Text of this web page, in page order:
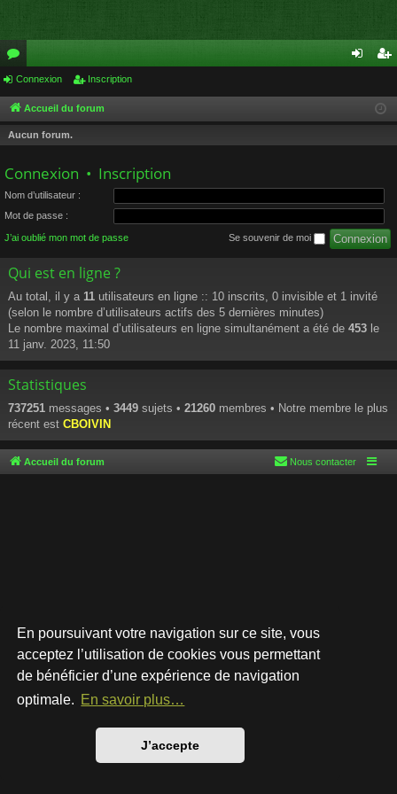
En poursuivant votre navigation sur ce site, vous
acceptez l’utilisation de cookies vous permettant
de bénéficier d’une expérience de navigation
optimale. En savoir plus…
J’accepte
or
u
m
cri
Connexion Inscription
Accueil du forum
Aucun forum.
Connexion • Inscription
Nom d’utilisateur :
Mot de passe :
J’ai oublié mon mot de passe Se souvenir de moi
Qui est en ligne ?
Au total, il y a 11 utilisateurs en ligne :: 10 inscrits, 0 invisible et 1 invité
(selon le nombre d’utilisateurs actifs des 5 dernières minutes)
Le nombre maximal d’utilisateurs en ligne simultanément a été de 453 le
11 janv. 2023, 11:50
Statistiques
737251 messages • 3449 sujets • 21260 membres • Notre membre le plus
récent est CBOIVIN
Accueil du forum Nous contacter
Développé parphpBB® Forum Software © phpBB Limited
Style par
Traduction française officielle